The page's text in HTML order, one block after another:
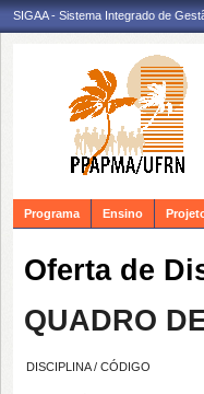
SIGAA - Sistema Integrado de
Programa Ensino
Oferta de
QUADRO
DISCIPLINA / CÓDIGO